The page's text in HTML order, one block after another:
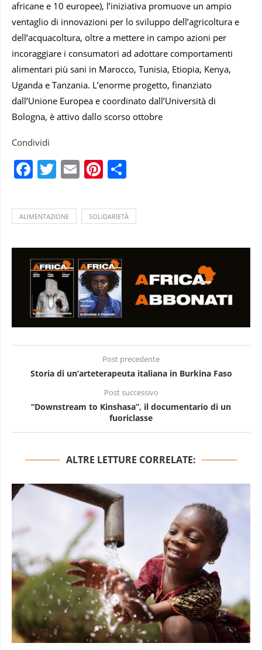
africane e 10 europee), l’iniziativa promuove un ampio
ventaglio di innovazioni per lo sviluppo dell’agricoltura e
dell’acquacoltura, oltre a mettere in campo azioni per
incoraggiare i consumatori ad adottare comportamenti
alimentari più sani in Marocco, Tunisia, Etiopia, Kenya,
Uganda e Tanzania. L’enorme progetto, finanziato
dall’Unione Europea e coordinato dall’Università di
Bologna, è attivo dallo scorso ottobre
Condividi
Facebook
Twitter
EmailPinterest
ALIMENTAZIONE SOLIDARIETÀ
Post precedente
Storia di un’arteterapeuta italiana in Burkina Faso
Post successivo
“Downstream to Kinshasa”, il documentario di un
fuoriclasse
ALTRE LETTURE CORRELATE: